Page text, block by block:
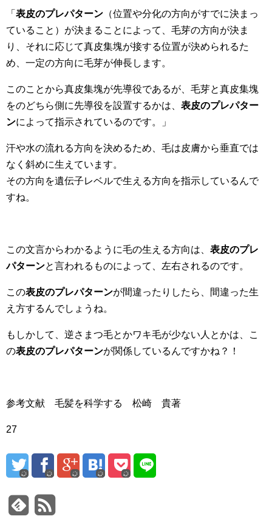
「 表皮のプレパターン （位置や分化の方向がすでに決まっ
ていること）が決まることによって、毛芽の方向が決ま
り、それに応じて真皮集塊が接する位置が決められるた
め、一定の方向に毛芽が伸長します。
このことから真皮集塊が先導役であるが、毛芽と真皮集塊
をのどちら側に先導役を設置するかは、 表皮のプレパター
ンによって指示されているのです。」
汗や水の流れる方向を決めるため、毛は皮膚から垂直では
なく斜めに生えています。
その方向を遺伝子レベルで生える方向を指示しているんで
すね。
この文言からわかるように毛の生える方向は、 表皮のプレ
パターンと言われるものによって、左右されるのです。
この表皮のプレパターンが間違ったりしたら、間違った生
え方するんでしょうね。
もしかして、逆さまつ毛とかワキ毛が少ない人とかは、こ
の表皮のプレパターンが関係しているんですかね？！
参考文献 毛髪を科学する 松崎 貴著
27